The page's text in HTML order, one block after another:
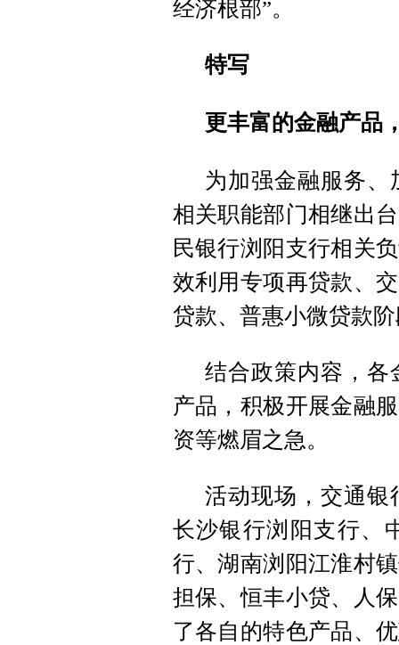
经济根部”。
特写
更丰富的金融产品
为加强金融服务
相关职能部门相继出
民银行浏阳支行相关
效利用专项再贷款、
贷款、普惠小微贷款
结合政策内容，各
产品，积极开展金融
资等燃眉之急。
活动现场，交通银
长沙银行浏阳支行、
行、湖南浏阳江淮村
担保、恒丰小贷、人
了各自的特色产品、